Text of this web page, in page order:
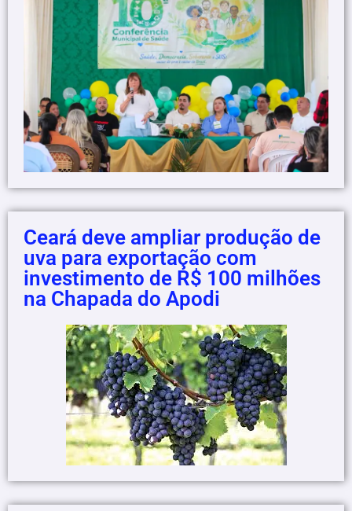
Ceará deve ampliar produção de
uva para exportação com
investimento de R$ 100 milhões
na Chapada do Apodi